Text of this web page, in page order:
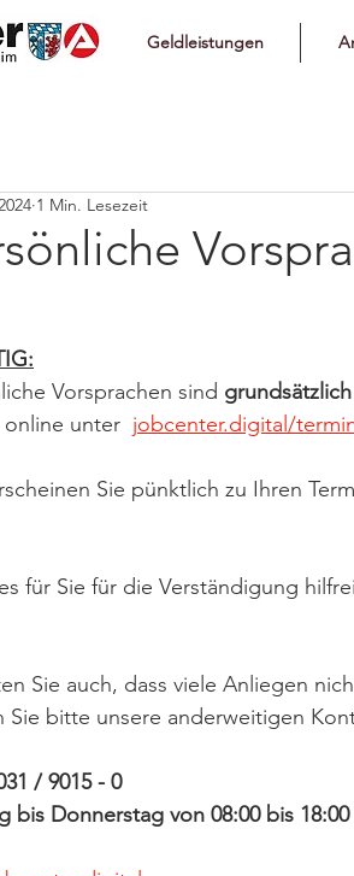
Geldleistungen
1 Min. Lesezeit
Vorsprachen sind
online unter jobcenter.digital/
Sie pünktlich zu Ihren
für Sie für die Verständigung
Sie auch, dass viele Anliegen
Sie bitte unsere anderweitigen
/ 9015 - 0
bis Donnerstag von 08:00 bis